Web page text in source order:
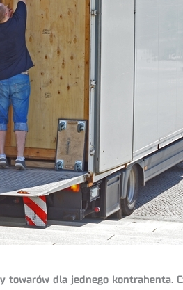
towarów dla jednego kontrahenta.